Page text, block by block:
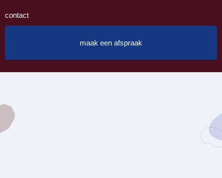
contact
maak een afspraak